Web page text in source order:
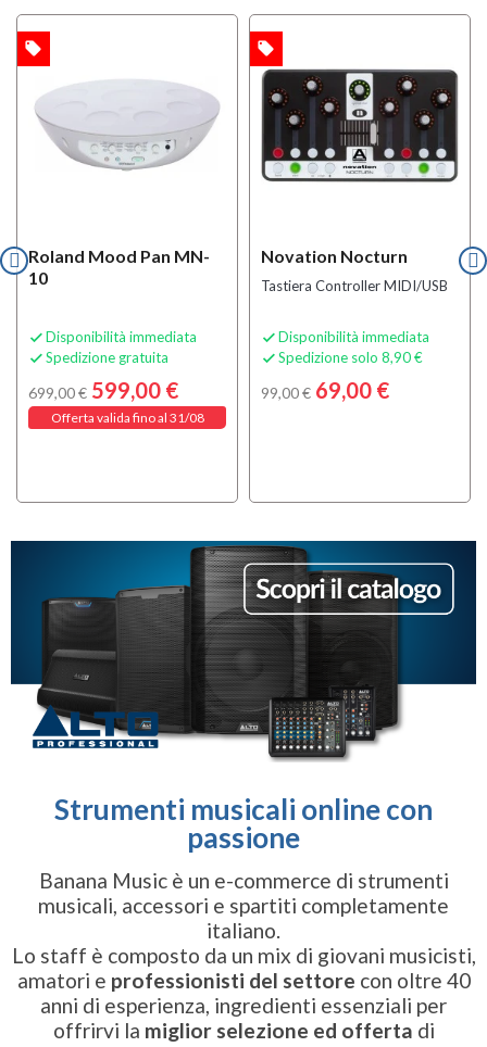
Roland Mood Pan MN-
10
 Disponibilità immediata
 Spedizione gratuita
699,00 € 599,00 €
Offerta valida fino al 31/08
local_offer
Novation Nocturn
Tastiera Controller MIDI/USB
 Disponibilità immediata
 Spedizione solo 8,90 €
99,00 € 69,00 €
local_offer
Strumenti musicali online con
passione
Banana Music è un e-commerce di strumenti
musicali, accessori e spartiti completamente
italiano.
Lo staff è composto da un mix di giovani musicisti,
amatori e professionisti del settore con oltre 40
anni di esperienza, ingredienti essenziali per
offrirvi la miglior selezione ed offerta di